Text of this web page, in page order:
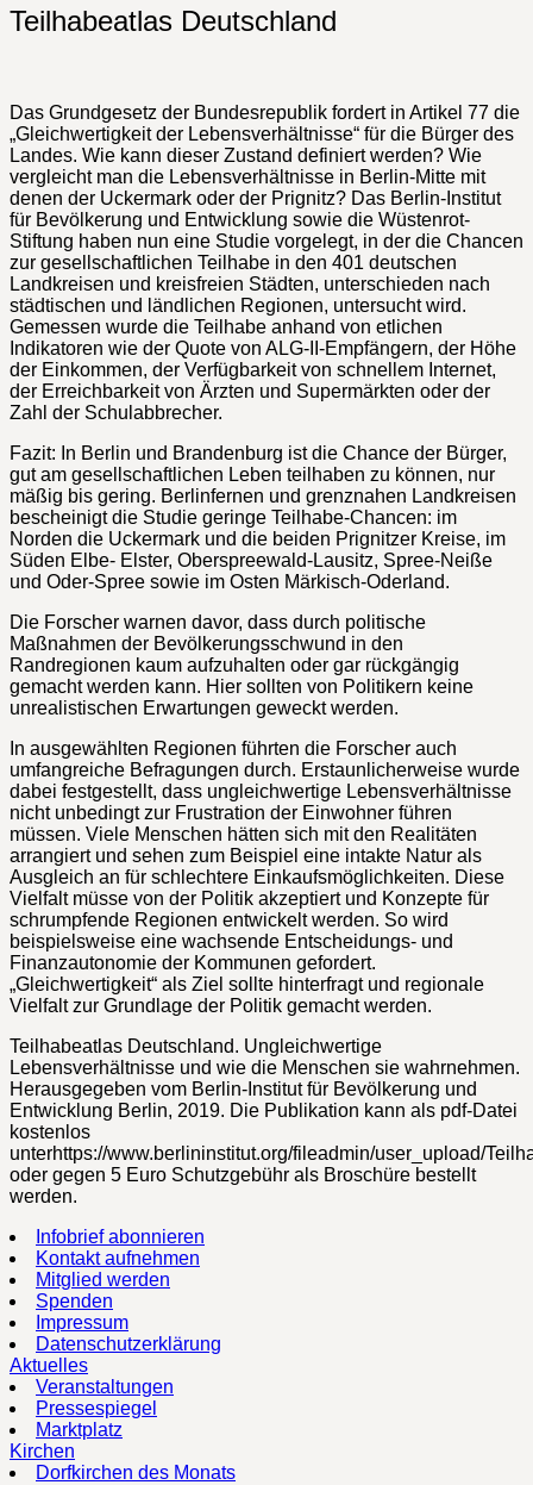
Teilhabeatlas Deutschland
Das Grundgesetz der Bundesrepublik fordert in Artikel 77 die
„Gleichwertigkeit der Lebensverhältnisse“ für die Bürger des
Landes. Wie kann dieser Zustand definiert werden? Wie
vergleicht man die Lebensverhältnisse in Berlin-Mitte mit
denen der Uckermark oder der Prignitz? Das Berlin-Institut
für Bevölkerung und Entwicklung sowie die Wüstenrot-
Stiftung haben nun eine Studie vorgelegt, in der die Chancen
zur gesellschaftlichen Teilhabe in den 401 deutschen
Landkreisen und kreisfreien Städten, unterschieden nach
städtischen und ländlichen Regionen, untersucht wird.
Gemessen wurde die Teilhabe anhand von etlichen
Indikatoren wie der Quote von ALG-II-Empfängern, der Höhe
der Einkommen, der Verfügbarkeit von schnellem Internet,
der Erreichbarkeit von Ärzten und Supermärkten oder der
Zahl der Schulabbrecher.
Fazit: In Berlin und Brandenburg ist die Chance der Bürger,
gut am gesellschaftlichen Leben teilhaben zu können, nur
mäßig bis gering. Berlinfernen und grenznahen Landkreisen
bescheinigt die Studie geringe Teilhabe-Chancen: im
Norden die Uckermark und die beiden Prignitzer Kreise, im
Süden Elbe- Elster, Oberspreewald-Lausitz, Spree-Neiße
und Oder-Spree sowie im Osten Märkisch-Oderland.
Die Forscher warnen davor, dass durch politische
Maßnahmen der Bevölkerungsschwund in den
Randregionen kaum aufzuhalten oder gar rückgängig
gemacht werden kann. Hier sollten von Politikern keine
unrealistischen Erwartungen geweckt werden.
In ausgewählten Regionen führten die Forscher auch
umfangreiche Befragungen durch. Erstaunlicherweise wurde
dabei festgestellt, dass ungleichwertige Lebensverhältnisse
nicht unbedingt zur Frustration der Einwohner führen
müssen. Viele Menschen hätten sich mit den Realitäten
arrangiert und sehen zum Beispiel eine intakte Natur als
Ausgleich an für schlechtere Einkaufsmöglichkeiten. Diese
Vielfalt müsse von der Politik akzeptiert und Konzepte für
schrumpfende Regionen entwickelt werden. So wird
beispielsweise eine wachsende Entscheidungs- und
Finanzautonomie der Kommunen gefordert.
„Gleichwertigkeit“ als Ziel sollte hinterfragt und regionale
Vielfalt zur Grundlage der Politik gemacht werden.
Teilhabeatlas Deutschland. Ungleichwertige
Lebensverhältnisse und wie die Menschen sie wahrnehmen.
Herausgegeben vom Berlin-Institut für Bevölkerung und
Entwicklung Berlin, 2019. Die Publikation kann als pdf-Datei
kostenlos
unterhttps://www.berlininstitut.org/fileadmin/user_upload/
oder gegen 5 Euro Schutzgebühr als Broschüre bestellt
werden.
Infobrief abonnieren
Kontakt aufnehmen
Mitglied werden
Spenden
Impressum
Datenschutzerklärung
Aktuelles
Veranstaltungen
Pressespiegel
Marktplatz
Kirchen
Dorfkirchen des Monats